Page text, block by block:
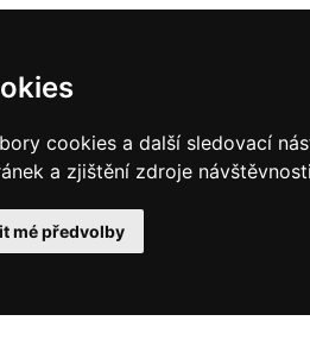
cookies a další sledovací
a zjištění zdroje
mé předvolby